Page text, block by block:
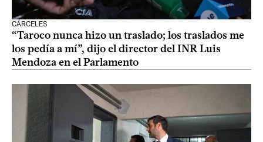
CÁRCELES
“Taroco nunca hizo un traslado; los traslados me
los pedía a mí”, dijo el director del INR Luis
Mendoza en el Parlamento